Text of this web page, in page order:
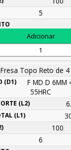
5
Fresa Topo Reto de 4
F MD D 6MM
55HRC
100
6